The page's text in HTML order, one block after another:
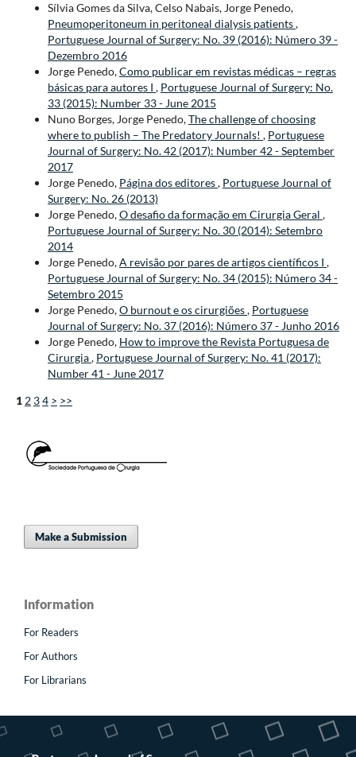
Sílvia Gomes da Silva, Celso Nabais, Jorge Penedo,
Pneumoperitoneum in peritoneal dialysis patients,
Portuguese Journal of Surgery: No. 39 (2016): Número 39 -
Dezembro 2016
Jorge Penedo,Como publicar em revistas médicas – regras
básicas para autores I , Portuguese Journal of Surgery: No.
33 (2015): Number 33 - June 2015
Nuno Borges, Jorge Penedo,The challenge of choosing
where to publish – The Predatory Journals! , Portuguese
Journal of Surgery: No. 42 (2017): Number 42 - September
2017
Jorge Penedo, Página dos editores, Portuguese Journal of
Surgery: No. 26 (2013)
Jorge Penedo,O desafio da formação em Cirurgia Geral ,
Portuguese Journal of Surgery: No. 30 (2014): Setembro
2014
Jorge Penedo,A revisão por pares de artigos científicos I ,
Portuguese Journal of Surgery: No. 34 (2015): Número 34 -
Setembro 2015
Jorge Penedo,O burnout e os cirurgiões, Portuguese
Journal of Surgery: No. 37 (2016): Número 37 - Junho 2016
Jorge Penedo, How to improve the Revista Portuguesa de
Cirurgia, Portuguese Journal of Surgery: No. 41 (2017):
Number 41 - June 2017
12 34 > >>
Make a Submission
Information
For Readers
For Authors
For Librarians